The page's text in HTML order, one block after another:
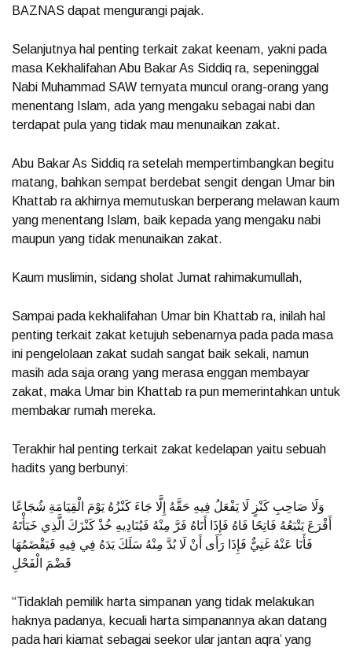
BAZNAS dapat mengurangi pajak.
Selanjutnya hal penting terkait zakat keenam, yakni pada
masa Kekhalifahan Abu Bakar As Siddiq ra, sepeninggal
Nabi Muhammad SAW ternyata muncul orang-orang yang
menentang Islam, ada yang mengaku sebagai nabi dan
terdapat pula yang tidak mau menunaikan zakat.
Abu Bakar As Siddiq ra setelah mempertimbangkan begitu
matang, bahkan sempat berdebat sengit dengan Umar bin
Khattab ra akhirnya memutuskan berperang melawan kaum
yang menentang Islam, baik kepada yang mengaku nabi
maupun yang tidak menunaikan zakat.
Kaum muslimin, sidang sholat Jumat rahimakumullah,
Sampai pada kekhalifahan Umar bin Khattab ra, inilah hal
penting terkait zakat ketujuh sebenarnya pada pada masa
ini pengelolaan zakat sudah sangat baik sekali, namun
masih ada saja orang yang merasa enggan membayar
zakat, maka Umar bin Khattab ra pun memerintahkan untuk
membakar rumah mereka.
Terakhir hal penting terkait zakat kedelapan yaitu sebuah
hadits yang berbunyi:
وَلَا صَاحِبِ كَنْزٍ لَا يَفْعَلُ فِيهِ حَقَّهُ إِلَّا جَاءَ كَنْزُهُ يَوْمَ الْقِيَامَةِ شُجَاعًا
أَقْرَعَ يَتْبَعُهُ فَاتِحًا فَاهُ فَإِذَا أَتَاهُ فَرَّ مِنْهُ فَيُنَادِيهِ خُذْ كَنْزَكَ الَّذِي خَبَأْتَهُ
فَأَنَا عَنْهُ غَنِيٌّ فَإِذَا رَأَى أَنْ لَا بُدَّ مِنْهُ سَلَكَ يَدَهُ فِي فِيهِ فَيَقْضَمُهَا
قَضْمَ الْفَحْلِ
“Tidaklah pemilik harta simpanan yang tidak melakukan
haknya padanya, kecuali harta simpanannya akan datang
pada hari kiamat sebagai seekor ular jantan aqra’ yang